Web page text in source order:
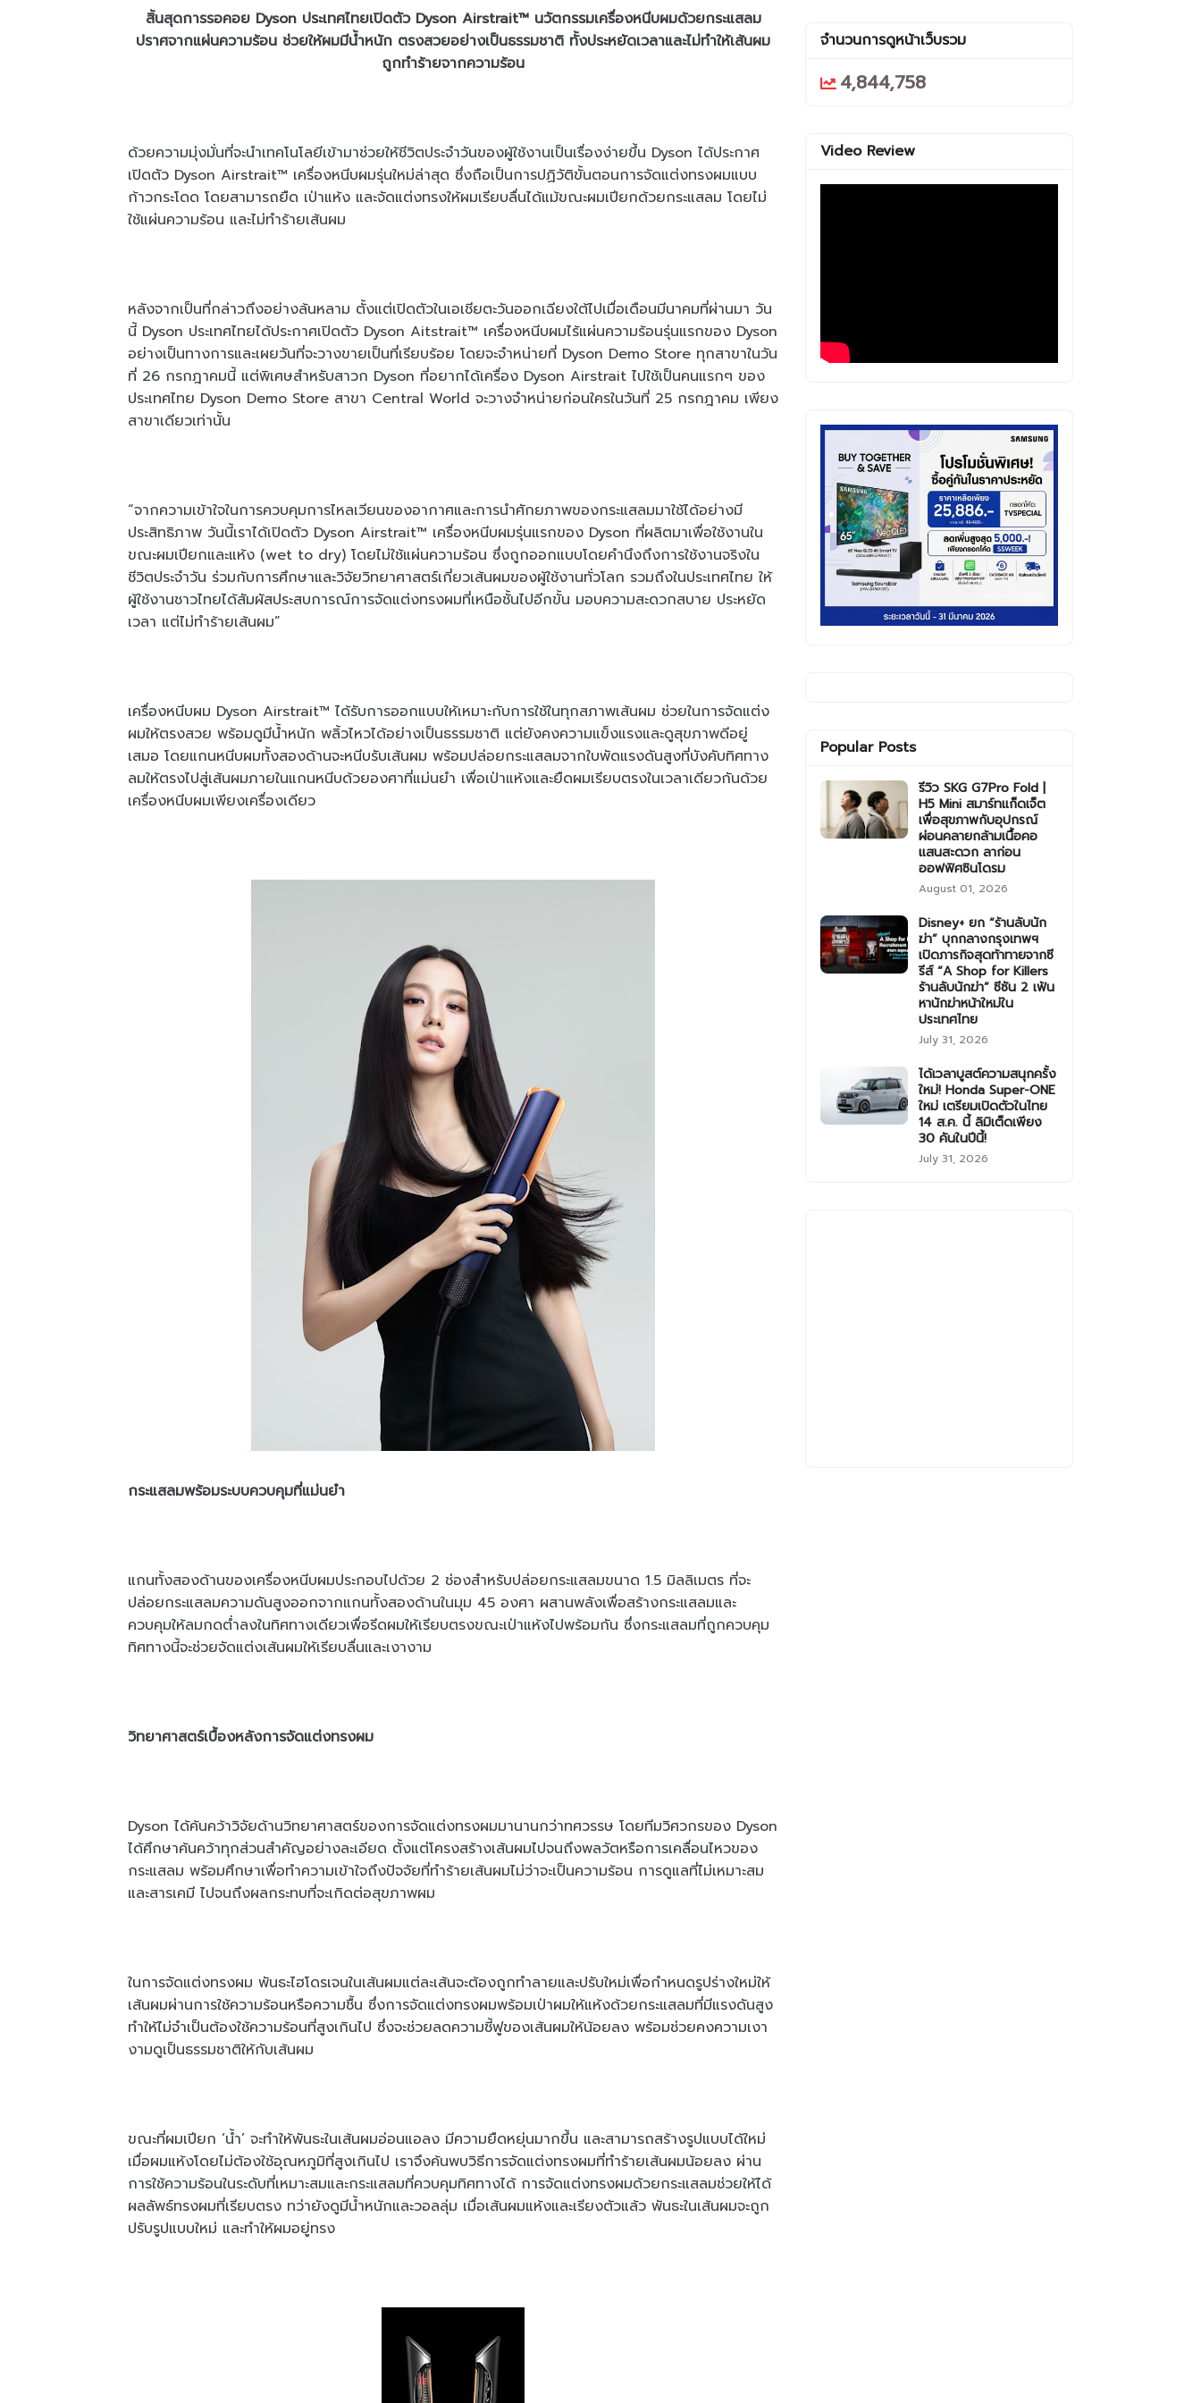
สิ้นสุดการรอคอย Dyson ประเทศไทยเปิดตัว Dyson Airstrait™ นวัตกรรมเครื่องหนีบผมด้วยกระแสลม
ปราศจากแผ่นความร้อน ช่วยให้ผมมีน้ำหนัก ตรงสวยอย่างเป็นธรรมชาติ ทั้งประหยัดเวลาและไม่ทำให้เส้นผม
ถูกทำร้ายจากความร้อน
ด้วยความมุ่งมั่นที่จะนำเทคโนโลยีเข้ามาช่วยให้ชีวิตประจำวันของผู้ใช้งานเป็นเรื่องง่ายขึ้น Dyson ได้ประกาศ
เปิดตัว Dyson Airstrait™ เครื่องหนีบผมรุ่นใหม่ล่าสุด ซึ่งถือเป็นการปฏิวัติขั้นตอนการจัดแต่งทรงผมแบบ
ก้าวกระโดด โดยสามารถยืด เป่าแห้ง และจัดแต่งทรงให้ผมเรียบลื่นได้แม้ขณะผมเปียกด้วยกระแสลม โดยไม่
ใช้แผ่นความร้อน และไม่ทำร้ายเส้นผม
หลังจากเป็นที่กล่าวถึงอย่างล้นหลาม ตั้งแต่เปิดตัวในเอเชียตะวันออกเฉียงใต้ไปเมื่อเดือนมีนาคมที่ผ่านมา วัน
นี้ Dyson ประเทศไทยได้ประกาศเปิดตัว Dyson Aitstrait™ เครื่องหนีบผมไร้แผ่นความร้อนรุ่นแรกของ Dyson
อย่างเป็นทางการและเผยวันที่จะวางขายเป็นที่เรียบร้อย โดยจะจำหน่ายที่ Dyson Demo Store ทุกสาขาในวัน
ที่ 26 กรกฎาคมนี้ แต่พิเศษสำหรับสาวก Dyson ที่อยากได้เครื่อง Dyson Airstrait ไปใช้เป็นคนแรกๆ ของ
ประเทศไทย Dyson Demo Store สาขา Central World จะวางจำหน่ายก่อนใครในวันที่ 25 กรกฎาคม เพียง
สาขาเดียวเท่านั้น
“จากความเข้าใจในการควบคุมการไหลเวียนของอากาศและการนำศักยภาพของกระแสลมมาใช้ได้อย่างมี
ประสิทธิภาพ วันนี้เราได้เปิดตัว Dyson Airstrait™ เครื่องหนีบผมรุ่นแรกของ Dyson ที่ผลิตมาเพื่อใช้งานใน
ขณะผมเปียกและแห้ง (wet to dry) โดยไม่ใช้แผ่นความร้อน ซึ่งถูกออกแบบโดยคำนึงถึงการใช้งานจริงใน
ชีวิตประจำวัน ร่วมกับการศึกษาและวิจัยวิทยาศาสตร์เกี่ยวเส้นผมของผู้ใช้งานทั่วโลก รวมถึงในประเทศไทย ให้
ผู้ใช้งานชาวไทยได้สัมผัสประสบการณ์การจัดแต่งทรงผมที่เหนือชั้นไปอีกขั้น มอบความสะดวกสบาย ประหยัด
เวลา แต่ไม่ทำร้ายเส้นผม”
เครื่องหนีบผม Dyson Airstrait™ ได้รับการออกแบบให้เหมาะกับการใช้ในทุกสภาพเส้นผม ช่วยในการจัดแต่ง
ผมให้ตรงสวย พร้อมดูมีน้ำหนัก พลิ้วไหวได้อย่างเป็นธรรมชาติ แต่ยังคงความแข็งแรงและดูสุขภาพดีอยู่
เสมอ โดยแกนหนีบผมทั้งสองด้านจะหนีบรับเส้นผม พร้อมปล่อยกระแสลมจากใบพัดแรงดันสูงที่บังคับทิศทาง
ลมให้ตรงไปสู่เส้นผมภายในแกนหนีบด้วยองศาที่แม่นยำ เพื่อเป่าแห้งและยืดผมเรียบตรงในเวลาเดียวกันด้วย
เครื่องหนีบผมเพียงเครื่องเดียว
กระแสลมพร้อมระบบควบคุมที่แม่นยำ
แกนทั้งสองด้านของเครื่องหนีบผมประกอบไปด้วย 2 ช่องสำหรับปล่อยกระแสลมขนาด 1.5 มิลลิเมตร ที่จะ
ปล่อยกระแสลมความดันสูงออกจากแกนทั้งสองด้านในมุม 45 องศา ผสานพลังเพื่อสร้างกระแสลมและ
ควบคุมให้ลมกดต่ำลงในทิศทางเดียวเพื่อรีดผมให้เรียบตรงขณะเป่าแห้งไปพร้อมกัน ซึ่งกระแสลมที่ถูกควบคุม
ทิศทางนี้จะช่วยจัดแต่งเส้นผมให้เรียบลื่นและเงางาม
วิทยาศาสตร์เบื้องหลังการจัดแต่งทรงผม
Dyson ได้ค้นคว้าวิจัยด้านวิทยาศาสตร์ของการจัดแต่งทรงผมมานานกว่าทศวรรษ โดยทีมวิศวกรของ Dyson
ได้ศึกษาค้นคว้าทุกส่วนสำคัญอย่างละเอียด ตั้งแต่โครงสร้างเส้นผมไปจนถึงพลวัตหรือการเคลื่อนไหวของ
กระแสลม พร้อมศึกษาเพื่อทำความเข้าใจถึงปัจจัยที่ทำร้ายเส้นผมไม่ว่าจะเป็นความร้อน การดูแลที่ไม่เหมาะสม
และสารเคมี ไปจนถึงผลกระทบที่จะเกิดต่อสุขภาพผม
ในการจัดแต่งทรงผม พันธะไฮโดรเจนในเส้นผมแต่ละเส้นจะต้องถูกทำลายและปรับใหม่เพื่อกำหนดรูปร่างใหม่ให้
เส้นผมผ่านการใช้ความร้อนหรือความชื้น ซึ่งการจัดแต่งทรงผมพร้อมเป่าผมให้แห้งด้วยกระแสลมที่มีแรงดันสูง
ทำให้ไม่จำเป็นต้องใช้ความร้อนที่สูงเกินไป ซึ่งจะช่วยลดความชี้ฟูของเส้นผมให้น้อยลง พร้อมช่วยคงความเงา
งามดูเป็นธรรมชาติให้กับเส้นผม
ขณะที่ผมเปียก ‘น้ำ’ จะทำให้พันธะในเส้นผมอ่อนแอลง มีความยืดหยุ่นมากขึ้น และสามารถสร้างรูปแบบได้ใหม่
เมื่อผมแห้งโดยไม่ต้องใช้อุณหภูมิที่สูงเกินไป เราจึงค้นพบวิธีการจัดแต่งทรงผมที่ทำร้ายเส้นผมน้อยลง ผ่าน
การใช้ความร้อนในระดับที่เหมาะสมและกระแสลมที่ควบคุมทิศทางได้ การจัดแต่งทรงผมด้วยกระแสลมช่วยให้ได้
ผลลัพธ์ทรงผมที่เรียบตรง ทว่ายังดูมีน้ำหนักและวอลลุ่ม เมื่อเส้นผมแห้งและเรียงตัวแล้ว พันธะในเส้นผมจะถูก
ปรับรูปแบบใหม่ และทำให้ผมอยู่ทรง
จำนวนการดูหน้าเว็บรวม
4,844,758
Video Review
Popular Posts
รีวิว SKG G7Pro Fold |
H5 Mini สมาร์ทแก็ดเจ็ต
เพื่อสุขภาพกับอุปกรณ์
ผ่อนคลายกล้ามเนื้อคอ
แสนสะดวก ลาก่อน
ออฟฟิศซินโดรม
August 01, 2026
Disney+ ยก “ร้านลับนัก
ฆ่า” บุกกลางกรุงเทพฯ
เปิดภารกิจสุดท้าทายจากซี
รีส์ “A Shop for Killers
ร้านลับนักฆ่า” ซีซัน 2 เฟ้น
หานักฆ่าหน้าใหม่ใน
ประเทศไทย
July 31, 2026
ได้เวลาบูสต์ความสนุกครั้ง
ใหม่! Honda Super-ONE
ใหม่ เตรียมเปิดตัวในไทย
14 ส.ค. นี้ ลิมิเต็ดเพียง
30 คันในปีนี้!
July 31, 2026